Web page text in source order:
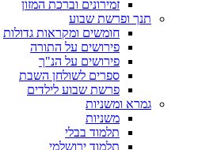
זמירונים וברכת המזון
תנך ופרשת שבוע
חומשים ומקראות גדולות
פירושים על התורה
פירושים על הנ"ך
ספרים לשולחן השבת
פרשת שבוע לילדים
גמרא ומשניות
משניות
תלמוד בבלי
תלמוד ירושלמי